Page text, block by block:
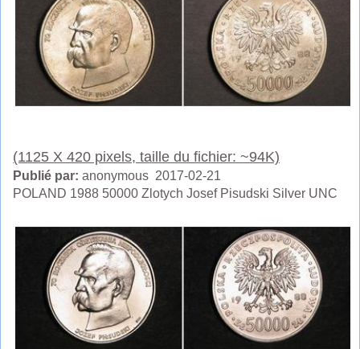
(1125 X 420 pixels, taille du fichier: ~94K)
Publié par: anonymous 2017-02-21
POLAND 1988 50000 Zlotych Josef Pisudski Silver UNC